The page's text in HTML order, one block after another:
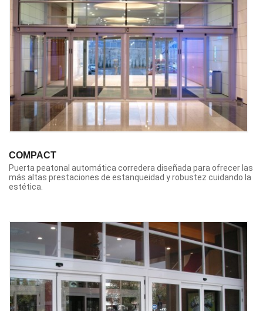
COMPACT
Puerta peatonal automática corredera diseñada para ofrecer las
más altas prestaciones de estanqueidad y robustez cuidando la
estética.